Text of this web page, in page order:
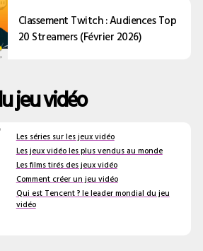
Classement Twitch : Audiences Top
20 Streamers (Février 2026)
jeu vidéo
Les séries sur les jeux vidéo
Les jeux vidéo les plus vendus au monde
Les films tirés des jeux vidéo
Comment créer un jeu vidéo
Qui est Tencent ? le leader mondial du jeu
vidéo